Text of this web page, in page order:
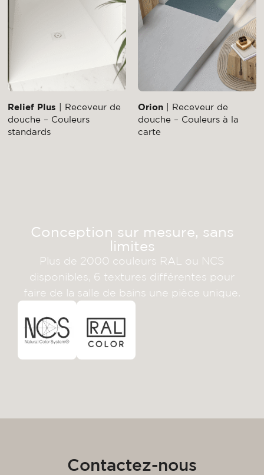
Relief Plus | Receveur de
douche – Couleurs
standards
Orion | Receveur de
douche – Couleurs à la
carte
Conception sur mesure, sans
limites
Plus de 2000 couleurs RAL ou NCS
disponibles, 6 textures différentes pour
faire de la salle de bains une pièce unique.
Contactez-nous